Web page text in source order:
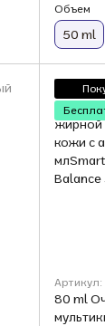
Объем
50 ml
Артикул:
80 ml